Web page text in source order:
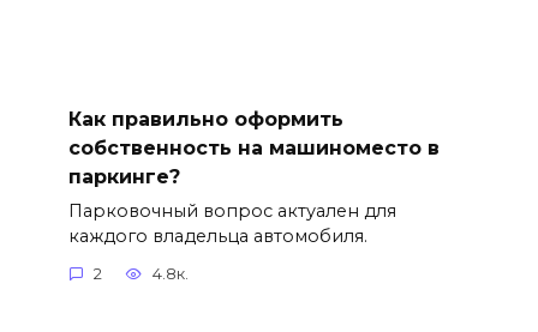
Как правильно оформить
собственность на машиноместо в
паркинге?
Парковочный вопрос актуален для
каждого владельца автомобиля.
2 4.8к.